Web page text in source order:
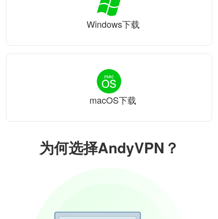
为何选择AndyVPN？
Windows下载
macOS下载